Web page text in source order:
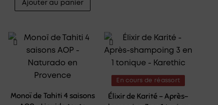
Ajouter au panier
Monoï de Tahiti 4 saisons
En cours de réassort
Élixir de Karité – Après-